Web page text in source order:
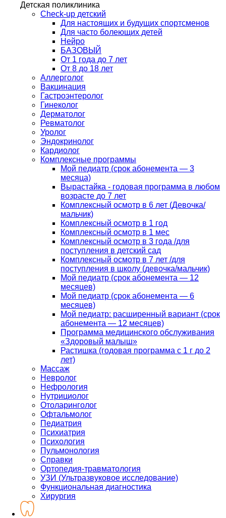
Детская поликлиника
Check-up детский
Для настоящих и будущих спортсменов
Для часто болеющих детей
Нейро
БАЗОВЫЙ
От 1 года до 7 лет
От 8 до 18 лет
Аллерголог
Вакцинация
Гастроэнтеролог
Гинеколог
Дерматолог
Ревматолог
Уролог
Эндокринолог
Кардиолог
Комплексные программы
Мой педиатр (срок абонемента — 3
месяца)
Вырастайка - годовая программа в любом
возрасте до 7 лет
Комплексный осмотр в 6 лет (Девочка/
мальчик)
Комплексный осмотр в 1 год
Комплексный осмотр в 1 мес
Комплексный осмотр в 3 года /для
поступления в детский сад
Комплексный осмотр в 7 лет /для
поступления в школу (девочка/мальчик)
Мой педиатр (срок абонемента — 12
месяцев)
Мой педиатр (срок абонемента — 6
месяцев)
Мой педиатр: расширенный вариант (срок
абонемента — 12 месяцев)
Программа медицинского обслуживания
«Здоровый малыш»
Растишка (годовая программа с 1 г до 2
лет)
Массаж
Невролог
Нефрология
Нутрициолог
Отоларинголог
Офтальмолог
Педиатрия
Психиатрия
Психология
Пульмонология
Справки
Ортопедия-травматология
УЗИ (Ультразвуковое исследование)
Функциональная диагностика
Хирургия